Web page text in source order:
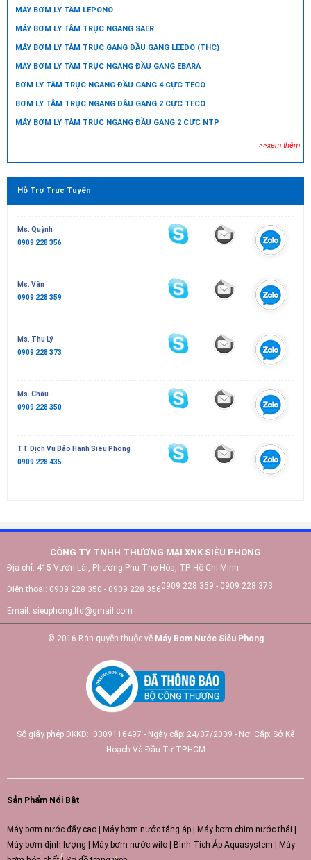
MÁY BƠM LY TÂM LEPONO
MÁY BƠM LY TÂM TRỤC NGANG SAER
MÁY BƠM LY TÂM TRỤC GANG ĐẦU GANG LEEDO (THC)
MÁY BƠM LY TÂM TRỤC NGANG ĐẦU GANG EBARA
BƠM LY TÂM TRỤC NGANG ĐẦU GANG 4 CỰC TECO
BƠM LY TÂM TRỤC NGANG ĐẦU GANG 2 CỰC TECO
MÁY BƠM LY TÂM TRỤC NGANG ĐẦU GANG 2 CỰC NTP
>>xem thêm
Hỗ Trợ Trực Tuyến
Ms. Quỳnh
0909 228 356
Ms. Vân
0909 228 359
Ms. Thu Lý
0909 228 373
Ms. Châu
0909 228 350
TT Dịch Vụ Bảo Hành Siêu Phong
0909 228 435
CÔNG TY TNHH THƯƠNG MẠI XNK SIÊU PHONG
Địa chỉ: 415 Vườn Lài, Phường Phú Thọ Hòa, TP. Hồ Chí Minh
Điện thoại: 0909 228 350 - 0909 228 3560909 228 359 - 0909 228 373
Email: sieuphong.ltd@gmail.com
© 2016 Bản quyền thuộc về Máy Bơm Nước Siêu Phong
Số giấy phép ĐKKD: 0309116497 - Ngày cấp: 24/07/2009 - Nơi Cấp: Sở Kế
Hoạch Và Đầu Tư TP.HCM
Sản Phẩm Nổi Bật
Máy bơm nước đẩy cao | Máy bơm nước tăng áp | Máy bơm chìm nước thải |
Máy bơm định lượng | Máy bơm nước wilo | Bình Tích Áp Aquasystem | Máy